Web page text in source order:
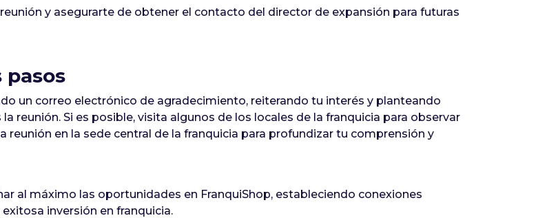
y asegurarte de obtener el contacto del director de expansión para futuras
un correo electrónico de agradecimiento, reiterando tu interés y planteando
reunión. Si es posible, visita algunos de los locales de la franquicia para observar
reunión en la sede central de la franquicia para profundizar tu comprensión y
al máximo las oportunidades en FranquiShop, estableciendo conexiones
inversión en franquicia.